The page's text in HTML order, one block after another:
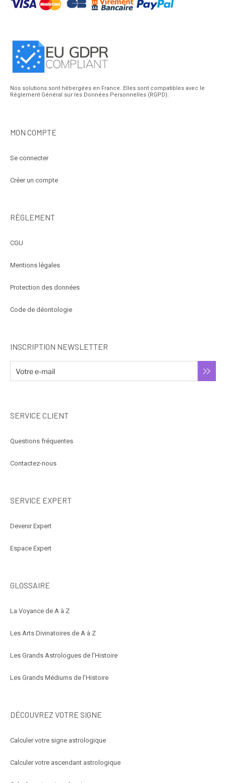
Nos solutions sont hébergées en France. Elles sont compatibles avec le
Réglement Général sur les Données Personnelles (RGPD).
MON COMPTE
Se connecter
Créer un compte
RÈGLEMENT
CGU
Mentions légales
Protection des données
Code de déontologie
INSCRIPTION NEWSLETTER
SERVICE CLIENT
Questions fréquentes
Contactez-nous
SERVICE EXPERT
Devenir Expert
Espace Expert
GLOSSAIRE
La Voyance de A à Z
Les Arts Divinatoires de A à Z
Les Grands Astrologues de l’Histoire
Les Grands Médiums de l’Histoire
DÉCOUVREZ VOTRE SIGNE
Calculer votre signe astrologique
Calculer votre ascendant astrologique